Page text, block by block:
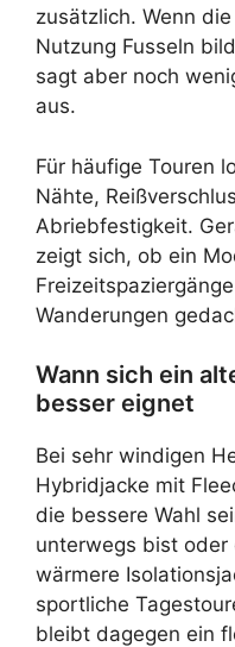
zusätzlich. Wenn
Nutzung Fusseln
sagt aber noch
aus.
Für häufige Touren
Nähte,
Abriebfestigkeit.
zeigt sich, ob ein
Wanderungen
Wann sich ein
besser eignet
Bei sehr windigen
Hybridjacke mit
die bessere Wahl
unterwegs bist
wärmere
sportliche
bleibt dagegen ein